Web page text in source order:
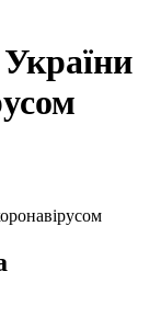
України